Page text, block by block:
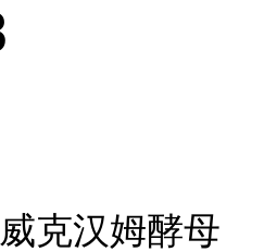
克汉姆酵母